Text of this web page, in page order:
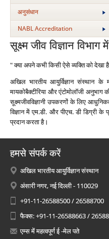
अनुसंधान
NABL Accreditation
सूक्ष्म जीव विज्ञान
" क्‍या अपने कभी किसी ऐसे व्‍यक्ति को
अखिल भारतीय आयुर्विज्ञान संस्‍थान के
मायकोबैक्‍टीरिया और एंटोमोलॉजी
सूक्ष्मजीवविज्ञानी उपकरणों के लिए
विज्ञान में एम.डी. और पीएच. डी डिग्री
प्रदान करता है।
हमसे संपर्क करें
अखिल भारतीय आयुर्विज्ञान संस्थान
अंसारी नगर, नई दिल्ली - 110029
+91-11-26588500 / 26588700
फैक्स: +91-11-26588663 /
एम्स में महत्वपूर्ण ई -मेल पते